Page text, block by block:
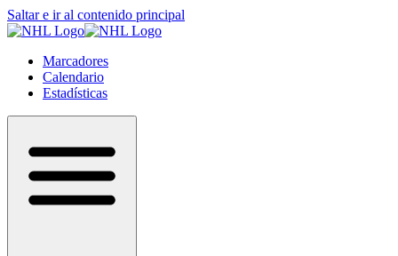
Saltar e ir al contenido principal
Marcadores
Calendario
Estadísticas